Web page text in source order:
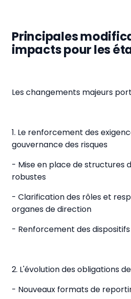
Principales
impacts pour les
Les changements majeurs
1. Le renforcement des
gouvernance des risques
- Mise en place de structures
robustes
- Clarification des rôles et
organes de direction
- Renforcement des
2. L'évolution des obligations
- Nouveaux formats de